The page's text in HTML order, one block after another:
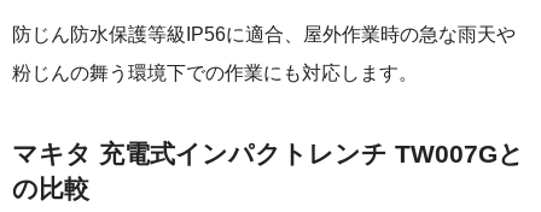
防じん防水保護等級IP56に適合、屋外作業時の急な雨天や
粉じんの舞う環境下での作業にも対応します。
マキタ 充電式インパクトレンチ TW007Gと
の比較